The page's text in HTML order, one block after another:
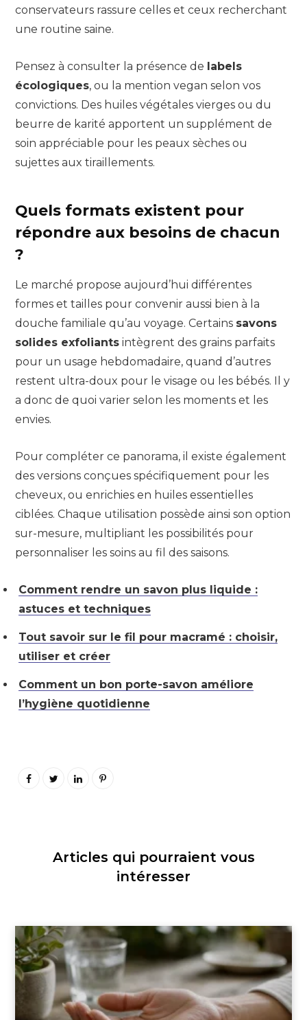
conservateurs rassure celles et ceux recherchant
une routine saine.
Pensez à consulter la présence de labels
écologiques, ou la mention vegan selon vos
convictions. Des huiles végétales vierges ou du
beurre de karité apportent un supplément de
soin appréciable pour les peaux sèches ou
sujettes aux tiraillements.
Quels formats existent pour
répondre aux besoins de chacun
?
Le marché propose aujourd’hui différentes
formes et tailles pour convenir aussi bien à la
douche familiale qu’au voyage. Certains savons
solides exfoliants intègrent des grains parfaits
pour un usage hebdomadaire, quand d’autres
restent ultra-doux pour le visage ou les bébés. Il y
a donc de quoi varier selon les moments et les
envies.
Pour compléter ce panorama, il existe également
des versions conçues spécifiquement pour les
cheveux, ou enrichies en huiles essentielles
ciblées. Chaque utilisation possède ainsi son option
sur-mesure, multipliant les possibilités pour
personnaliser les soins au fil des saisons.
Comment rendre un savon plus liquide :
astuces et techniques
Tout savoir sur le fil pour macramé : choisir,
utiliser et créer
Comment un bon porte-savon améliore
l’hygiène quotidienne
Articles qui pourraient vous
intéresser